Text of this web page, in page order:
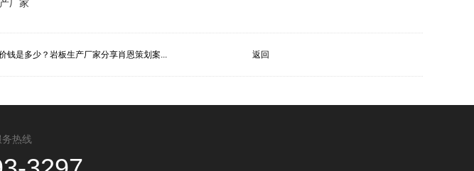
厂家
钱是多少？岩板生产厂家分享肖恩策划案... 返回
热线